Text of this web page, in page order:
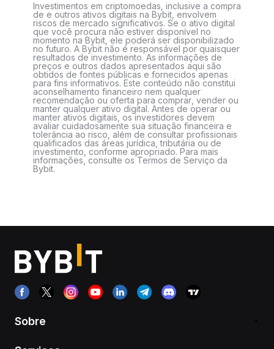
Investimentos em criptomoedas, inclusive a compra
de e outros ativos digitais na Bybit, envolvem
riscos de mercado significativos. Se o ativo digital
que você procura não estiver disponível no
momento na Bybit, ele poderá ser disponibilizado
no futuro. A Bybit não é responsável por quaisquer
resultados de investimento. As informações de
preços e outros dados apresentados aqui são
obtidos de fontes públicas e fornecidos apenas
para fins informativos. Este conteúdo não constitui
aconselhamento financeiro nem qualquer
recomendação ou oferta para comprar, vender ou
manter qualquer ativo digital. Antes de operar ou
manter ativos digitais, os investidores devem
avaliar cuidadosamente sua situação financeira e
tolerância ao risco, além de consultar profissionais
qualificados das áreas jurídica, tributária ou de
investimento, conforme apropriado. Para mais
informações, consulte os Termos de Serviço da
Bybit.
Sobre